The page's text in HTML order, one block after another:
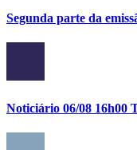
Segunda parte da
Noticiário 06/08 16h00